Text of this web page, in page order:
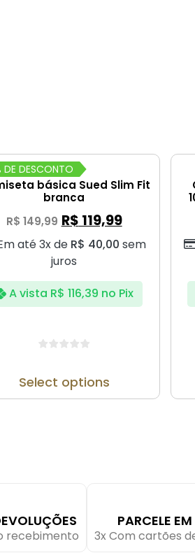
DE DESCONTO
básica Sued Slim Fit
branca
R$ 149,99 R$ 119,99
até 3x de R$ 40,00 sem
juros
A vista R$ 116,39 no Pix
Select options
recebimento
PARCELE
3x Com cartões